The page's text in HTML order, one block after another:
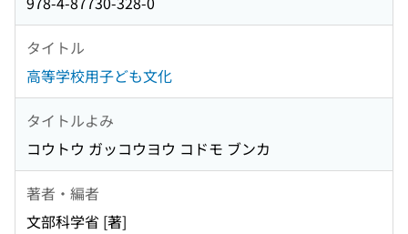
タイトル
高等学校用子ども文化
タイトルよみ
コウトウ ガッコウヨウ コドモ ブンカ
著者・編者
文部科学省 [著]